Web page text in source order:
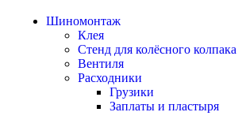
Шиномонтаж
Клея
Стенд для колёсного колпака
Вентиля
Расходники
Грузики
Заплаты и пластыря